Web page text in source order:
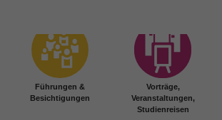
Führungen &
Besichtigungen
Vorträge,
Veranstaltungen,
Studienreisen